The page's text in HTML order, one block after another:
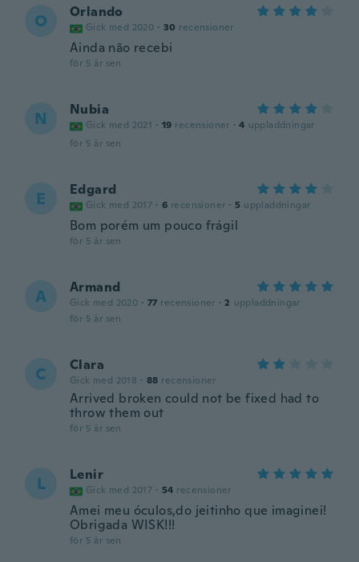
O Orlando
Gick med 2020 · 30 recensioner
Ainda não recebi
för 5 år sen
N Nubia
Gick med 2021 · 19 recensioner · 4 uppladdningar
för 5 år sen
E Edgard
Gick med 2017 · 6 recensioner · 5 uppladdningar
Bom porém um pouco frágil
för 5 år sen
A Armand
Gick med 2020 · 77 recensioner · 2 uppladdningar
för 5 år sen
C Clara
Gick med 2018 · 88 recensioner
Arrived broken could not be fixed had to
throw them out
för 5 år sen
L Lenir
Gick med 2017 · 54 recensioner
Amei meu óculos,do jeitinho que imaginei!
Obrigada WISK!!!
för 5 år sen